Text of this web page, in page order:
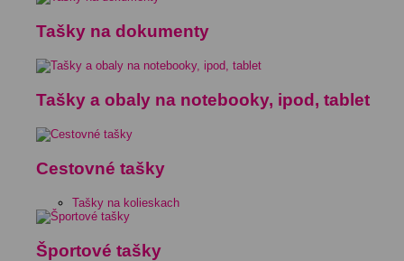
Tašky na dokumenty
Tašky a obaly na notebooky, ipod, tablet
Cestovné tašky
Tašky na kolieskach
Športové tašky